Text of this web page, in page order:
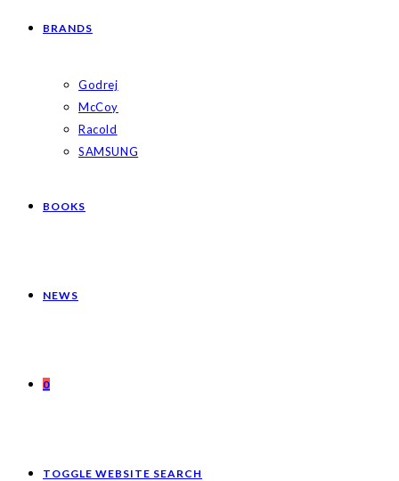
BRANDS
Godrej
McCoy
Racold
SAMSUNG
BOOKS
NEWS
0
TOGGLE WEBSITE SEARCH